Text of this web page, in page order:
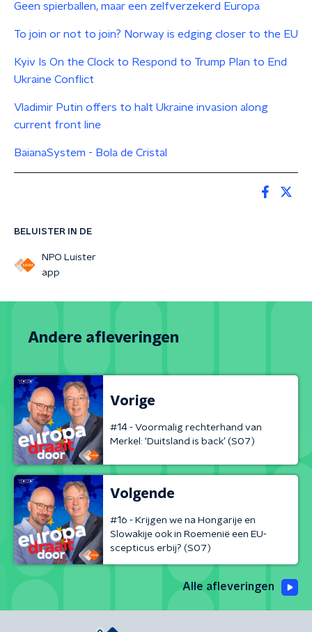
BELUISTER IN DE
NPO Luister
app
Geen spierballen, maar een zelfverzekerd Europa
To join or not to join? Norway is edging closer to the EU
Kyiv Is On the Clock to Respond to Trump Plan to End
Ukraine Conflict
Vladimir Putin offers to halt Ukraine invasion along
current front line
BaianaSystem - Bola de Cristal
Andere afleveringen
Vorige
#14 - Voormalig rechterhand van
Merkel: ‘Duitsland is back’ (S07)
Volgende
#16 - Krijgen we na Hongarije en
Slowakije ook in Roemenië een EU-
scepticus erbij? (S07)
Alle afleveringen